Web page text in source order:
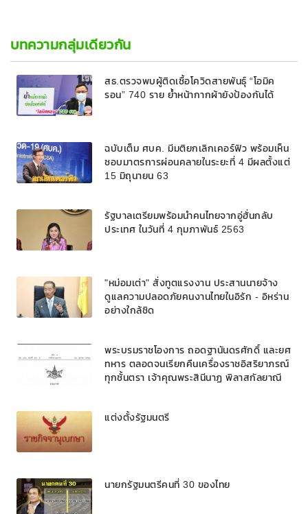
บทความกลุ่มเดียวกัน
สธ.ตรวจพบผู้ติดเชื้อโควิดสายพันธุ์ “โอมิค
รอน” 740 ราย ย้ำหน้ากากผ้ายังป้องกันได้
ฉบับเต็ม ศบค. มีมติยกเลิกเคอร์ฟิว พร้อมเห็น
ชอบมาตรการผ่อนคลายในระยะที่ 4 มีผลตั้งแต่
15 มิถุนายน 63
รัฐบาลเตรียมพร้อมนำคนไทยจากอู่ฮั่นกลับ
ประเทศ ในวันที่ 4 กุมภาพันธ์ 2563
"หม่อมเต่า" สั่งทูตแรงงาน ประสานนายจ้าง
ดูแลความปลอดภัยคนงานไทยในอิรัก - อิหร่าน
อย่างใกล้ชิด
พระบรมราชโองการ ถอดฐานันดรศักดิ์ และยศ
ทหาร ตลอดจนเรียกคืนเครื่องราชอิสริยาภรณ์
ทุกชั้นตรา เจ้าคุณพระสินีนาฏ พิลาสกัลยาณี
แต่งตั้งรัฐมนตรี
นายกรัฐมนตรีคนที่ 30 ของไทย